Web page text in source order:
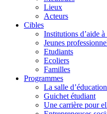
Lieux
Acteurs
Cibles
Institutions d’aide à
Jeunes
Etudiants
Ecoliers
Familles
Programmes
La salle
Guichet étudiant
Une carrière pour